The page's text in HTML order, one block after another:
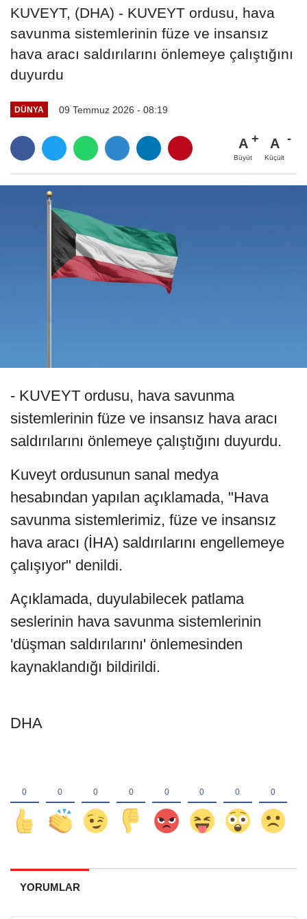
KUVEYT, (DHA) - KUVEYT ordusu, hava
savunma sistemlerinin füze ve insansız
hava aracı saldırılarını önlemeye çalıştığını
duyurdu
DÜNYA 09 Temmuz 2026 - 08:19
A
Büyüt
A
Küçült
- KUVEYT ordusu, hava savunma
sistemlerinin füze ve insansız hava aracı
saldırılarını önlemeye çalıştığını duyurdu.
Kuveyt ordusunun sanal medya
hesabından yapılan açıklamada, "Hava
savunma sistemlerimiz, füze ve insansız
hava aracı (İHA) saldırılarını engellemeye
çalışıyor" denildi.
Açıklamada, duyulabilecek patlama
seslerinin hava savunma sistemlerinin
'düşman saldırılarını' önlemesinden
kaynaklandığı bildirildi.
DHA
YORUMLAR